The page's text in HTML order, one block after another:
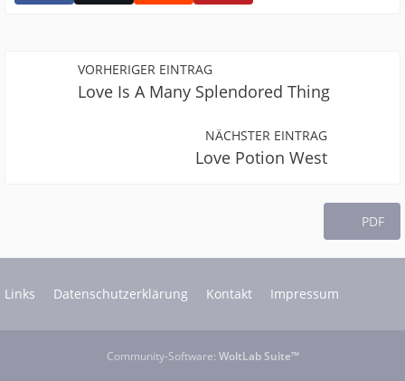
VORHERIGER EINTRAG
Love Is A Many Splendored Thing
NÄCHSTER EINTRAG
Love Potion West
PDF
Links Datenschutzerklärung Kontakt Impressum
Community-Software: WoltLab Suite™